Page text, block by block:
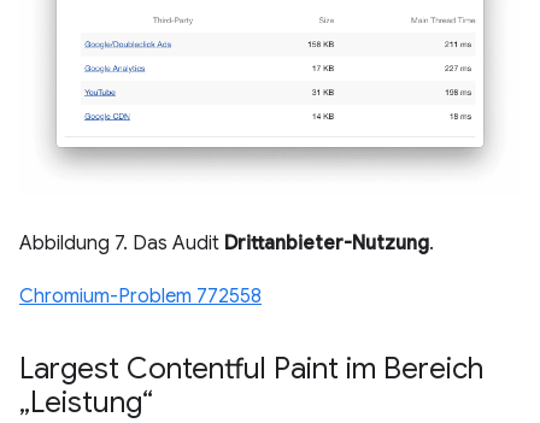
Abbildung 7. Das Audit Drittanbieter-Nutzung.
Chromium-Problem 772558
Largest Contentful Paint im Bereich
„Leistung“